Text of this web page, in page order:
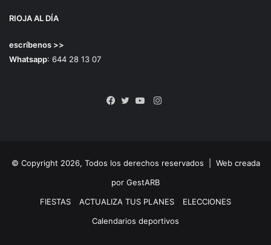
RIOJA AL DÍA
escríbenos >>
Whatsapp: 644 28 13 07
Instagram
© Copyright 2026, Todos los derechos reservados | Web creada
por GestARB
FIESTAS
ACTUALIZA TUS PLANES
ELECCIONES
Calendarios deportivos